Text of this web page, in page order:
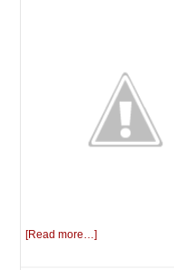
[Read more…]